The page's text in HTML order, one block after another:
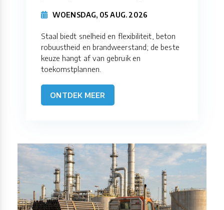
WOENSDAG, 05 AUG. 2026
Staal biedt snelheid en flexibiliteit, beton
robuustheid en brandweerstand; de beste
keuze hangt af van gebruik en
toekomstplannen.
ONTDEK MEER